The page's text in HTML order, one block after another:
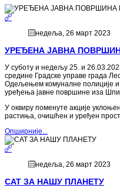
недеља, 26 март 2023
УРЕЂЕНА ЈАВНА
У суботу и недељу 25. и
средине Градске управе града
Одељењем комуналне полиције и
уређења јавне површине иза
У оквиру поменуте акције
растиња, очишћен и уређен
Опширније...
недеља, 26 март 2023
САТ ЗА НАШУ ПЛАНЕТУ